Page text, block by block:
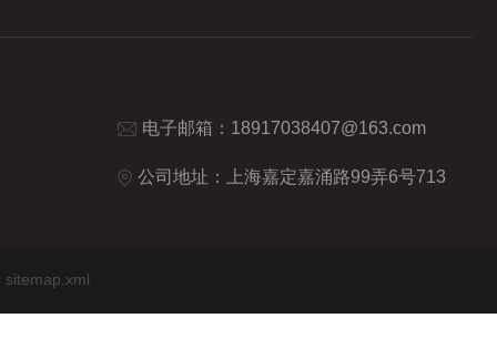
电子邮箱： 18917038407@163.com
公司地址：上海嘉定嘉涌路99弄6号713
sitemap.xml